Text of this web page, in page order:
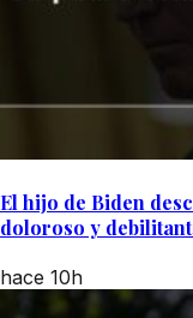
El hijo de Biden
doloroso y
hace 10h